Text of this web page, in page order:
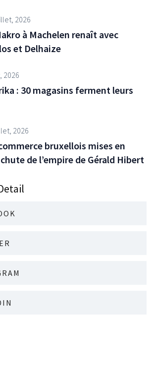
2026
à Machelen renaît avec
et Delhaize
2026
: 30 magasins ferment leurs
2026
bruxellois mises en
de l’empire de Gérald Hibert